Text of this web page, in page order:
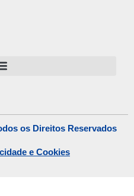
os Direitos Reservados
e Cookies